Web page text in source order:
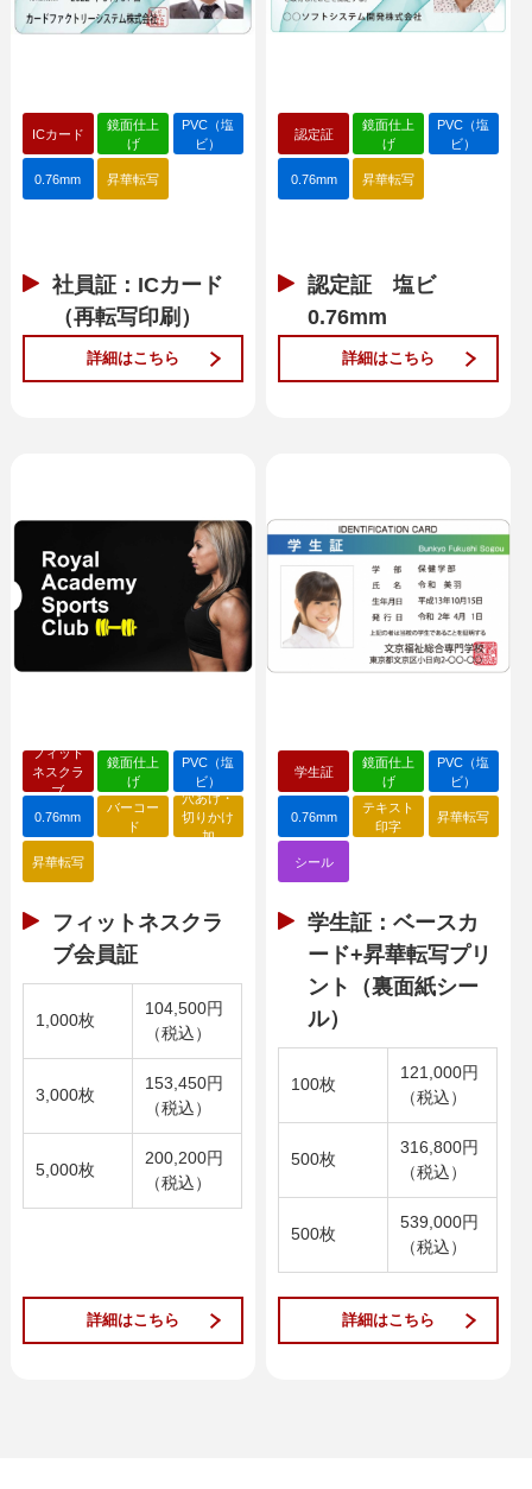
ICカード
鏡面仕上
げ
PVC（塩
ビ）
0.76mm 昇華転写
社員証：ICカード
（再転写印刷）
詳細はこちら
認定証
鏡面仕上
げ
PVC（塩
ビ）
0.76mm 昇華転写
認定証 塩ビ
0.76mm
詳細はこちら
フィット
ネスクラ
ブ
鏡面仕上
げ
PVC（塩
ビ）
0.76mm
バーコー
ド
穴あけ・
切りかけ
加
昇華転写
フィットネスクラ
ブ会員証
1,000枚
104,500円
（税込）
3,000枚
153,450円
（税込）
5,000枚
200,200円
（税込）
詳細はこちら
学生証
鏡面仕上
げ
PVC（塩
ビ）
0.76mm
テキスト
印字
昇華転写
シール
学生証：ベースカ
ード+昇華転写プリ
ント（裏面紙シー
ル）
100枚
121,000円
（税込）
500枚
316,800円
（税込）
500枚
539,000円
（税込）
詳細はこちら